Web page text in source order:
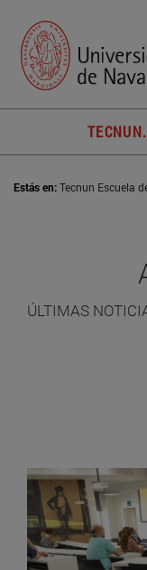
Estás en:Tecnun Escuela
ÚLTIMAS